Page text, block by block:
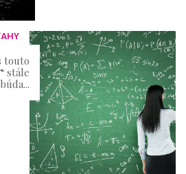
touto
stále